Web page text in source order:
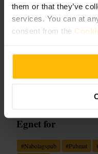
them or that they’ve
services. You can at
consent from the
4,4
Hyggelig
avslappede kvelder
Egnet for
#Nabolagspub #Pubmat